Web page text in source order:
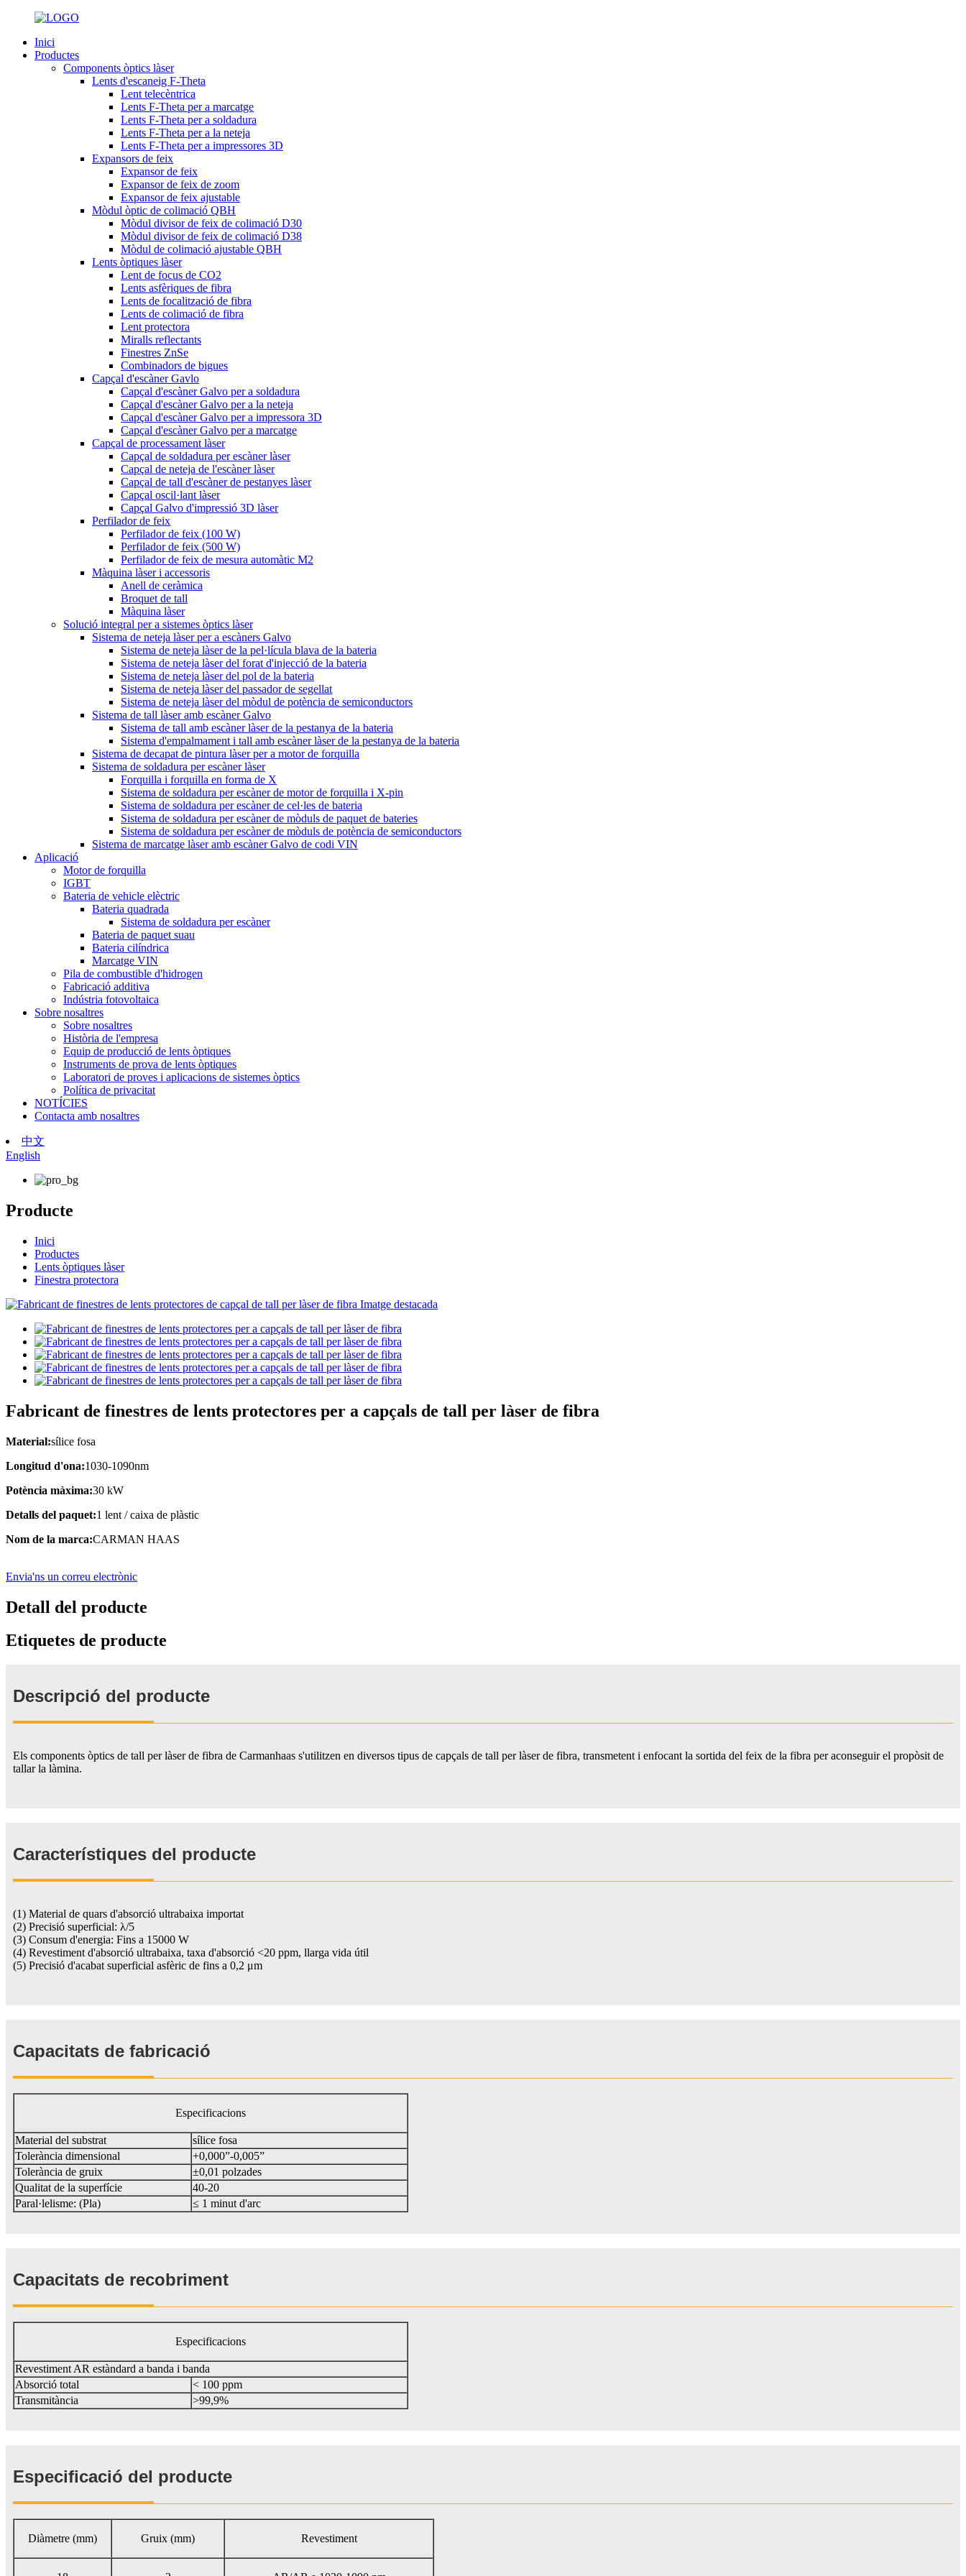
Inici
Productes
Components òptics làser
Lents d'escaneig F-Theta
Lent telecèntrica
Lents F-Theta per a marcatge
Lents F-Theta per a soldadura
Lents F-Theta per a la neteja
Lents F-Theta per a impressores 3D
Expansors de feix
Expansor de feix
Expansor de feix de zoom
Expansor de feix ajustable
Mòdul òptic de colimació QBH
Mòdul divisor de feix de colimació D30
Mòdul divisor de feix de colimació D38
Mòdul de colimació ajustable QBH
Lents òptiques làser
Lent de focus de CO2
Lents asfèriques de fibra
Lents de focalització de fibra
Lents de colimació de fibra
Lent protectora
Miralls reflectants
Finestres ZnSe
Combinadors de bigues
Capçal d'escàner Gavlo
Capçal d'escàner Galvo per a soldadura
Capçal d'escàner Galvo per a la neteja
Capçal d'escàner Galvo per a impressora 3D
Capçal d'escàner Galvo per a marcatge
Capçal de processament làser
Capçal de soldadura per escàner làser
Capçal de neteja de l'escàner làser
Capçal de tall d'escàner de pestanyes làser
Capçal oscil·lant làser
Capçal Galvo d'impressió 3D làser
Perfilador de feix
Perfilador de feix (100 W)
Perfilador de feix (500 W)
Perfilador de feix de mesura automàtic M2
Màquina làser i accessoris
Anell de ceràmica
Broquet de tall
Màquina làser
Solució integral per a sistemes òptics làser
Sistema de neteja làser per a escàners Galvo
Sistema de neteja làser de la pel·lícula blava de la bateria
Sistema de neteja làser del forat d'injecció de la bateria
Sistema de neteja làser del pol de la bateria
Sistema de neteja làser del passador de segellat
Sistema de neteja làser del mòdul de potència de semiconductors
Sistema de tall làser amb escàner Galvo
Sistema de tall amb escàner làser de la pestanya de la bateria
Sistema d'empalmament i tall amb escàner làser de la pestanya de la bateria
Sistema de decapat de pintura làser per a motor de forquilla
Sistema de soldadura per escàner làser
Forquilla i forquilla en forma de X
Sistema de soldadura per escàner de motor de forquilla i X-pin
Sistema de soldadura per escàner de cel·les de bateria
Sistema de soldadura per escàner de mòduls de paquet de bateries
Sistema de soldadura per escàner de mòduls de potència de semiconductors
Sistema de marcatge làser amb escàner Galvo de codi VIN
Aplicació
Motor de forquilla
IGBT
Bateria de vehicle elèctric
Bateria quadrada
Sistema de soldadura per escàner
Bateria de paquet suau
Bateria cilíndrica
Marcatge VIN
Pila de combustible d'hidrogen
Fabricació additiva
Indústria fotovoltaica
Sobre nosaltres
Sobre nosaltres
Història de l'empresa
Equip de producció de lents òptiques
Instruments de prova de lents òptiques
Laboratori de proves i aplicacions de sistemes òptics
Política de privacitat
NOTÍCIES
Contacta amb nosaltres
中文
English
Producte
Inici
Productes
Lents òptiques làser
Finestra protectora
Fabricant de finestres de lents protectores per a capçals de tall per làser de fibra
Material:sílice fosa
Longitud d'ona:1030-1090nm
Potència màxima:30 kW
Detalls del paquet:1 lent / caixa de plàstic
Nom de la marca:CARMAN HAAS
Envia'ns un correu electrònic
Detall del producte
Etiquetes de producte
Descripció del producte
Els components òptics de tall per làser de fibra de Carmanhaas s'utilitzen en diversos tipus de capçals de tall per làser de fibra, transmetent i enfocant la sortida del feix de la fibra per aconseguir el propòsit de
tallar la làmina.
Característiques del producte
(1) Material de quars d'absorció ultrabaixa importat
(2) Precisió superficial: λ/5
(3) Consum d'energia: Fins a 15000 W
(4) Revestiment d'absorció ultrabaixa, taxa d'absorció <20 ppm, llarga vida útil
(5) Precisió d'acabat superficial asfèric de fins a 0,2 μm
Capacitats de fabricació
Especificacions
Material del substrat
sílice fosa
Tolerància dimensional
+0,000”-0,005”
Tolerància de gruix
±0,01 polzades
Qualitat de la superfície
40-20
Paral·lelisme: (Pla)
≤ 1 minut d'arc
Capacitats de recobriment
Especificacions
Revestiment AR estàndard a banda i banda
Absorció total
< 100 ppm
Transmitància
>99,9%
Especificació del producte
Diàmetre (mm) Gruix (mm) Revestiment